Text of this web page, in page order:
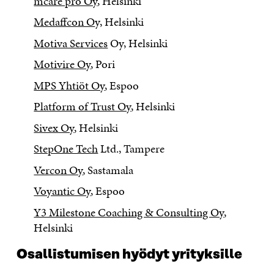
Medaffcon Oy, Helsinki
Motiva ServicesOy, Helsinki
Motivire Oy, Pori
MPS Yhtiöt Oy, Espoo
Platform of Trust Oy, Helsinki
Sivex Oy, Helsinki
StepOne TechLtd., Tampere
Vercon Oy, Sastamala
Voyantic Oy, Espoo
Y3 Milestone Coaching & Consulting Oy,
Helsinki
Osallistumisen hyödyt yrityksille